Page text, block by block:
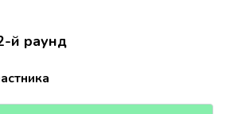
й раунд